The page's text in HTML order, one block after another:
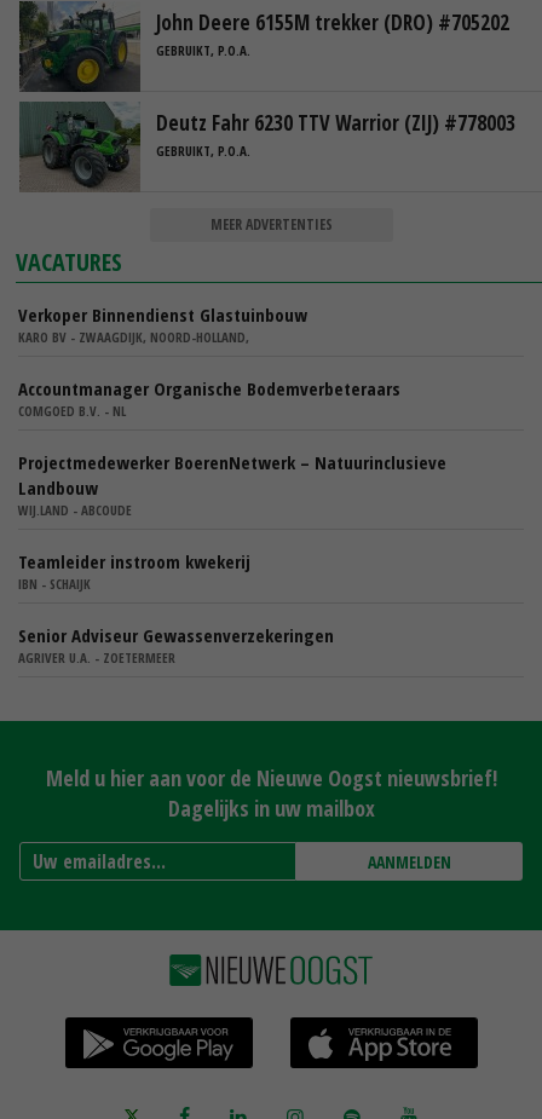
John Deere 6155M trekker (DRO) #705202
GEBRUIKT, P.O.A.
Deutz Fahr 6230 TTV Warrior (ZIJ) #778003
GEBRUIKT, P.O.A.
MEER ADVERTENTIES
VACATURES
Verkoper Binnendienst Glastuinbouw
KARO BV - ZWAAGDIJK, NOORD-HOLLAND,
Accountmanager Organische Bodemverbeteraars
COMGOED B.V. - NL
Projectmedewerker BoerenNetwerk – Natuurinclusieve
Landbouw
WIJ.LAND - ABCOUDE
Teamleider instroom kwekerij
IBN - SCHAIJK
Senior Adviseur Gewassenverzekeringen
AGRIVER U.A. - ZOETERMEER
Meld u hier aan voor de Nieuwe Oogst nieuwsbrief!
Dagelijks in uw mailbox
AANMELDEN